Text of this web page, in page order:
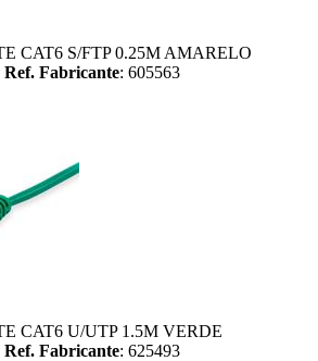
CAT6 S/FTP 0.25M AMARELO
Ref. Fabricante: 605563
CAT6 U/UTP 1.5M VERDE
Ref. Fabricante: 625493